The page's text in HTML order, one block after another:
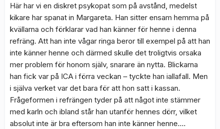
Här har vi en diskret psykopat som på avstånd, medelst
kikare har spanat in Margareta. Han sitter ensam hemma på
kvällarna och förklarar vad han känner för henne i denna
refräng. Att han inte vågar ringa beror till exempel på att han
inte känner henne och därmed skulle det troligtvis orsaka
mer problem för honom själv, snarare än nytta. Blickarna
han fick var på ICA i förra veckan – tyckte han iallafall. Men
i själva verket var det bara för att hon satt i kassan.
Frågeformen i refrängen tyder på att något inte stämmer
med karln och ibland står han utanför hennes dörr, vilket
absolut inte är bra eftersom han inte känner henne….